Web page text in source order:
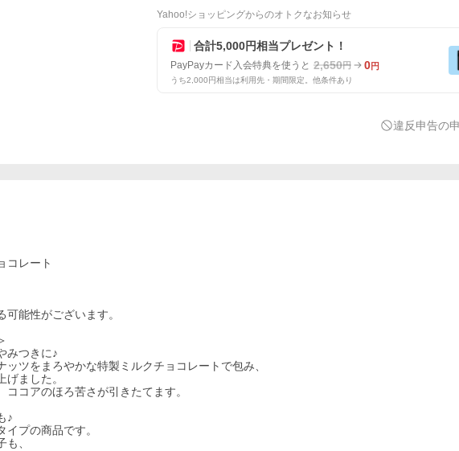
Yahoo!ショッピングからのオトクなお知らせ
合計5,000円相当プレゼント！
PayPayカード入会特典を使うと 2,650円 0円
うち2,000円相当は利用先・期間限定。他条件あり
違反申告の
コレート
能性がございます。
みつきに♪
ツをまろやかな特製ミルクチョコレートで包み、
ました。
コアのほろ苦さが引きたてます。
♪
プの商品です。
、